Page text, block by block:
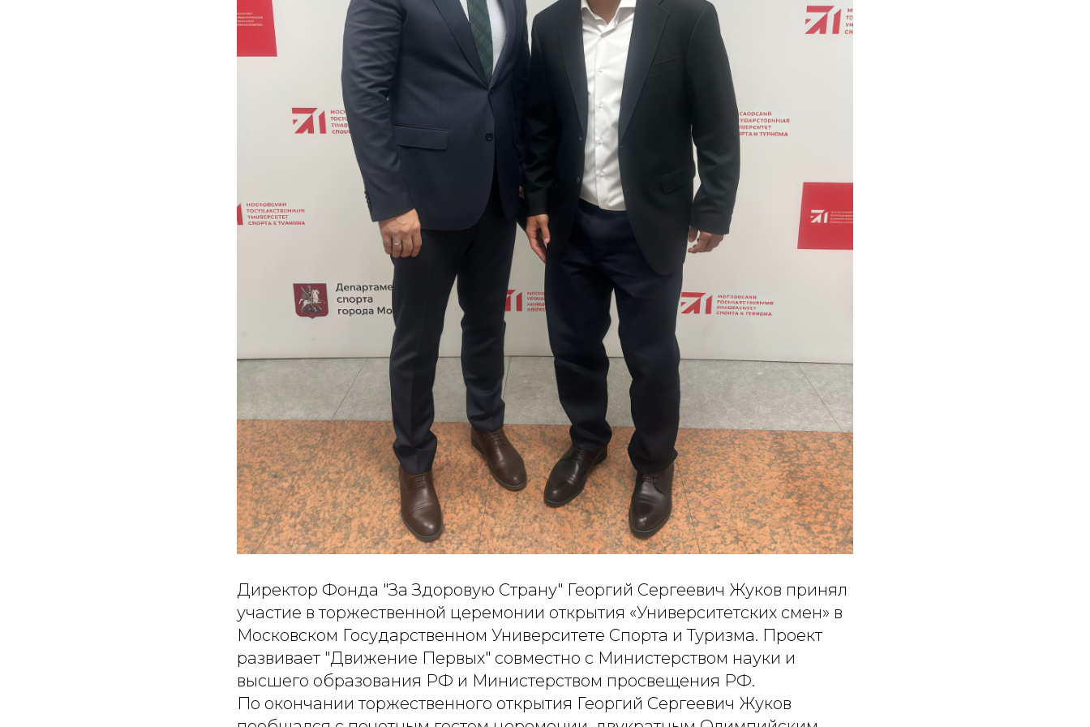
Директор Фонда "За Здоровую Страну" Георгий Сергеевич Жуков принял
участие в торжественной церемонии открытия «Университетских смен» в
Московском Государственном Университете Спорта и Туризма. Проект
развивает "Движение Первых" совместно с Министерством науки и
высшего образования РФ и Министерством просвещения РФ.
По окончании торжественного открытия Георгий Сергеевич Жуков